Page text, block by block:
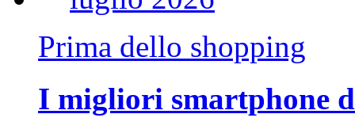
Prima dello shopping
I migliori smartphone